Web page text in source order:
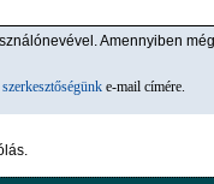
Amennyiben
szerkesztőségünk e-mail címére.